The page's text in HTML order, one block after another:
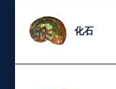
化石